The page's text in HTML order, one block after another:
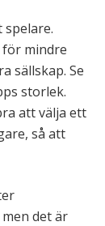
för mindre
sällskap. Se
storlek.
att välja ett
så att
det är